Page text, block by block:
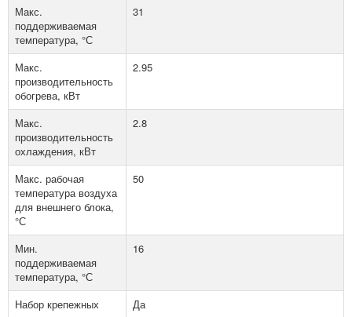
Макс.
поддерживаемая
температура, °С
31
Макс.
производительность
обогрева, кВт
2.95
Макс.
производительность
охлаждения, кВт
2.8
Макс. рабочая
температура воздуха
для внешнего блока,
°С
50
Мин.
поддерживаемая
температура, °С
16
Набор крепежных
Да